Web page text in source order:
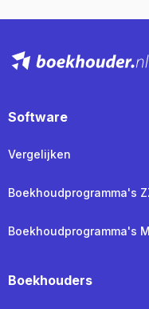
Software
Vergelijken
Boekhoudprogramma's
Boekhoudprogramma's
Boekhouders